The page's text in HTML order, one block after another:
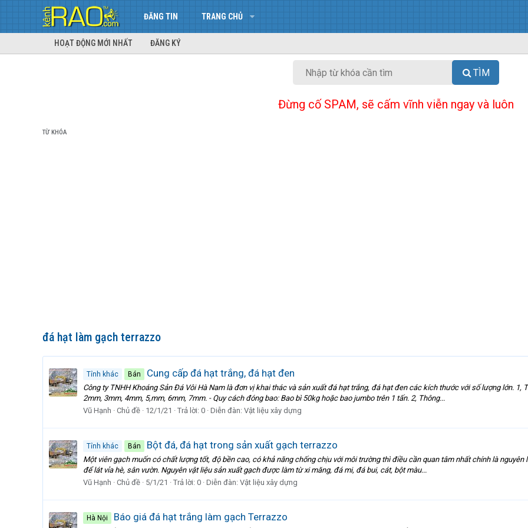
ĐĂNG TIN TRANG CHỦ
HOẠT ĐỘNG MỚI NHẤT ĐĂNG KÝ
TÌM
Đừng cố SPAM, sẽ cấm vĩnh viễn ngay và luôn
TỪ KHÓA
đá hạt làm gạch terrazzo
Tỉnh khác Bán Cung cấp đá hạt trắng, đá hạt đen
Công ty TNHH Khoáng Sản Đá Vôi Hà Nam là đơn vị khai thác và sản xuất đá hạt trắng, đá hạt đen các kích thước với số lượng lớn.
2mm, 3mm, 4mm, 5,mm, 6mm, 7mm. - Quy cách đóng bao: Bao bì 50kg hoặc bao jumbo trên 1 tấn. 2, Thông...
Vũ Hạnh
Chủ đề 12/1/21 Trả lời: 0 Diễn đàn: Vật liệu xây dựng
Tỉnh khác Bán Bột đá, đá hạt trong sản xuất gạch terrazzo
Một viên gạch muốn có chất lượng tốt, độ bền cao, có khả năng chống chịu với môi trường thì điều cần quan tâm nhất chính là
để lát vỉa hè, sân vườn. Nguyên vật liệu sản xuất gạch được làm từ xi măng, đá mi, đá bui, cát, bột màu...
Vũ Hạnh
Chủ đề 5/1/21 Trả lời: 0 Diễn đàn: Vật liệu xây dựng
Hà Nội Báo giá đá hạt trắng làm gạch Terrazzo